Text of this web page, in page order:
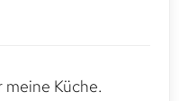
Küche.